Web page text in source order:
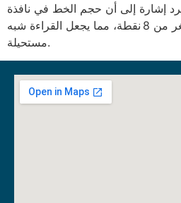
إشارة إلى أن حجم الخط في نافذة
“الشروط والأحكام” أصغر من 8 نقطة، مما يجعل القراءة شبه
مستحيلة.